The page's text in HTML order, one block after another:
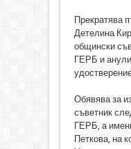
Прекратява
Детелина
общински
ГЕРБ и
Обявява за
съветник
ГЕРБ, а
Петкова, на